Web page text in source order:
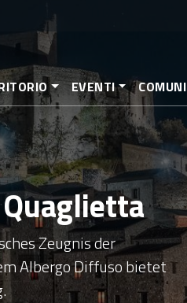
Direkt
zum
Inhalt
EVENTI COMUNI
Zeugnis der
Albergo Diffuso bietet